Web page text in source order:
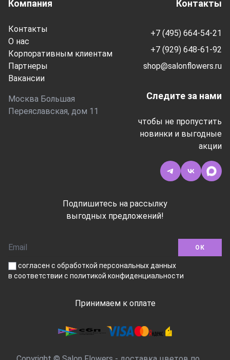
Компания
Контакты
О нас
Корпоративным клиентам
Партнеры
Вакансии
Москва Большая
Переяславская, дом 11
Контакты
+7 (495) 664-54-21
+7 (929) 648-61-92
shop@salonflowers.ru
Следите за нами
чтобы не пропустить
новинки и выгодные
акции
Подпишитесь на рассылку
выгодных предложений!
ОК
согласен с обработкой персональных данных
в соответствии с политикой конфиденциальности
Принимаем к оплате